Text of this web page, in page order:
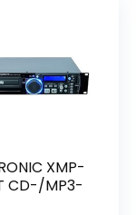
XMP-
CD-/MP3-